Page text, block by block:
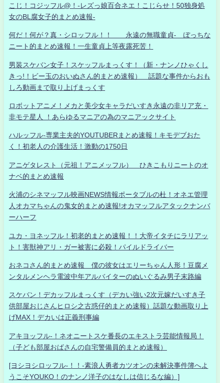
こじ！コジッフル@！-レズっ娘百合ネエ！こじらせ！50独身処
女のBL腐女子的まとめ速報-
何だ！何が？真・シロッフル！！ 永遠の無職童貞- ぼっちな
ニート的まとめ速報！一生童貞上等夜露死苦！
男装スケバン女子！スケッフルまっくす！（新・ナンノひゃくし
きっ!！ビー玉のおいぬさん的まとめ速報） 話題な事件からおも
しろ動画まで取り上げまっくす
ロボットアニメ！メカと美少女キャラだいすき永遠の非リア充・
非モテ星人 ！あらゆるマニアの為のマニアックサイト
ハルッフル-専業主夫的YOUTUBERまとめ速報！キモデブおた
く！初老人の介護生活！激動の1750日
アニゲタレスト（元祖！アニメッフル） ひきこもりニートのオ
ナベ的まとめ速報
火浦のシネマッフル映画NEWS情報ポータブルの杜！オネエ管理
人オカマちゃんの鬼女的まとめ速報!オカマッフルアタックナンバ
ーハーフ
ユカ・ヨネッフル！初老的まとめ速報！！大帝イタチにラリアッ
ト！害獣神アリ・ガー被害に必殺！パイルドライバー
おネコさん的まとめ速報 僕の彼女はエリーちゃん人形！豆腐メ
ンタルメンヘラ電波中年アルバイターのぬいぐるみ男子末路編
スケバン！デカッフルまっくす（デカい強い2次元嫁だいすき子
供部屋おじさんヒロシ之古惑仔的まとめ速報）話題な動画取り上
げMAX！デカいは正義刑事編
アキヨッフル-！ネオニートスケ番長のエキストラ芸能情報局！
（子ども部屋おばさんの自宅警備員的まとめ速報）
[ヨシヨシロッフル-！！-素浪人勇者カツオンの未解決事件簿へよ
うこそYOUKO！のナンノ洋子のはなしは信じるな編）]